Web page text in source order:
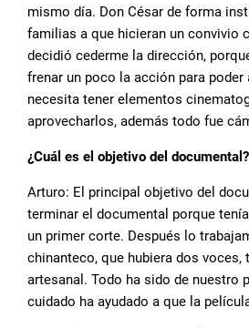
mismo día. Don César de forma
familias a que hicieran un convivio
decidió cederme la dirección,
frenar un poco la acción para
necesita tener elementos
aprovecharlos, además todo fue
¿Cuál es el objetivo del documental?
Arturo: El principal objetivo del
terminar el documental porque
un primer corte. Después lo
chinanteco, que hubiera dos
artesanal. Todo ha sido de nuestro
cuidado ha ayudado a que la